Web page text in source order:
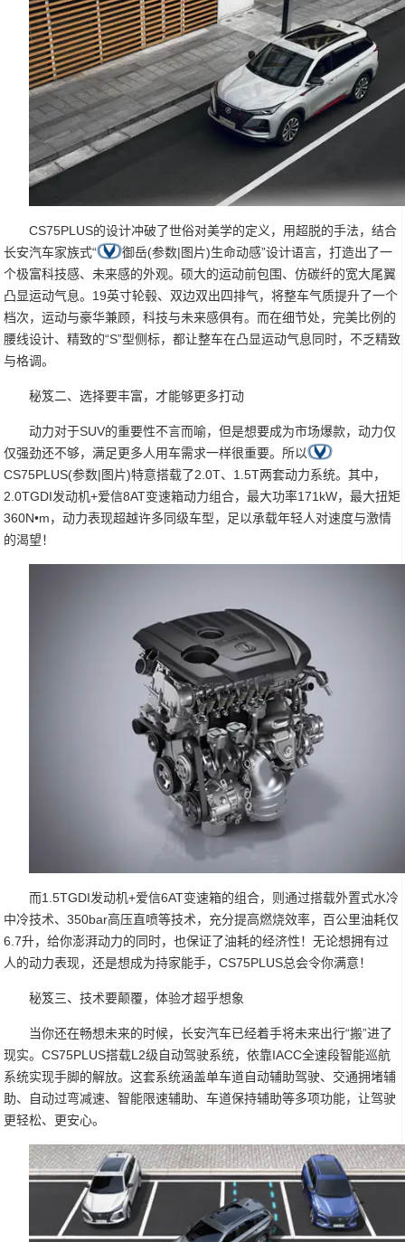
CS75PLUS的设计冲破了世俗对美学的定义，用超脱的手法，结合
长安汽车家族式“
御岳(参数|图片)生命动感”设计语言，打造出了一
个极富科技感、未来感的外观。硕大的运动前包围、仿碳纤的宽大尾翼
凸显运动气息。19英寸轮毂、双边双出四排气，将整车气质提升了一个
档次，运动与豪华兼顾，科技与未来感俱有。而在细节处，完美比例的
腰线设计、精致的“S”型侧标，都让整车在凸显运动气息同时，不乏精致
与格调。
秘笈二、选择要丰富，才能够更多打动
动力对于SUV的重要性不言而喻，但是想要成为市场爆款，动力仅
仅强劲还不够，满足更多人用车需求一样很重要。所以
CS75PLUS(参数|图片)特意搭载了2.0T、1.5T两套动力系统。其中，
2.0TGDI发动机+爱信8AT变速箱动力组合，最大功率171kW，最大扭矩
360N•m，动力表现超越许多同级车型，足以承载年轻人对速度与激情
的渴望！
而1.5TGDI发动机+爱信6AT变速箱的组合，则通过搭载外置式水冷
中冷技术、350bar高压直喷等技术，充分提高燃烧效率，百公里油耗仅
6.7升，给你澎湃动力的同时，也保证了油耗的经济性！无论想拥有过
人的动力表现，还是想成为持家能手，CS75PLUS总会令你满意！
秘笈三、技术要颠覆，体验才超乎想象
当你还在畅想未来的时候，长安汽车已经着手将未来出行“搬”进了
现实。CS75PLUS搭载L2级自动驾驶系统，依靠IACC全速段智能巡航
系统实现手脚的解放。这套系统涵盖单车道自动辅助驾驶、交通拥堵辅
助、自动过弯减速、智能限速辅助、车道保持辅助等多项功能，让驾驶
更轻松、更安心。